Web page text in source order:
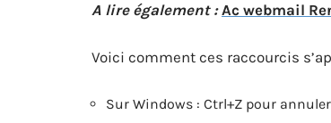
A lire également : Ac webmail
Voici comment ces raccourcis
Sur Windows : Ctrl+Z pour